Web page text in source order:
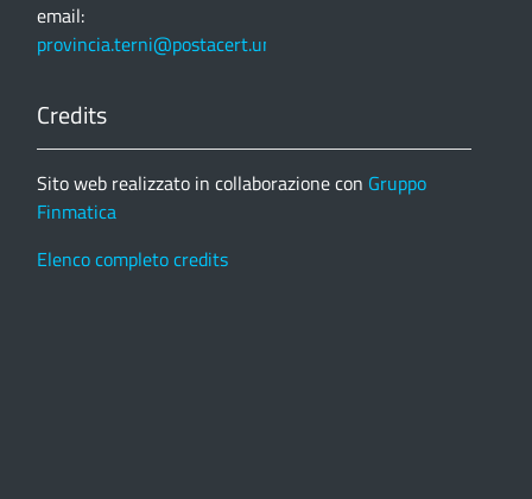
email:
provincia.terni@postacert.umbria.it
Credits
Sito web realizzato in collaborazione con Gruppo
Finmatica
Elenco completo credits